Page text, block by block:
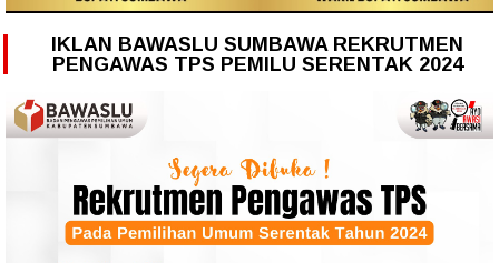
IKLAN BAWASLU SUMBAWA REKRUTMEN
PENGAWAS TPS PEMILU SERENTAK 2024